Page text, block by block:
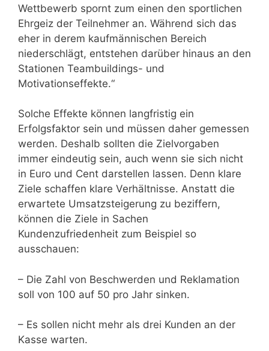
Wettbewerb spornt zum einen den sportlichen
Ehrgeiz der Teilnehmer an. Während sich das
eher in derem kaufmännischen Bereich
niederschlägt, entstehen darüber hinaus an den
Stationen Teambuildings- und
Motivationseffekte.“
Solche Effekte können langfristig ein
Erfolgsfaktor sein und müssen daher gemessen
werden. Deshalb sollten die Zielvorgaben
immer eindeutig sein, auch wenn sie sich nicht
in Euro und Cent darstellen lassen. Denn klare
Ziele schaffen klare Verhältnisse. Anstatt die
erwartete Umsatzsteigerung zu beziffern,
können die Ziele in Sachen
Kundenzufriedenheit zum Beispiel so
ausschauen:
– Die Zahl von Beschwerden und Reklamation
soll von 100 auf 50 pro Jahr sinken.
– Es sollen nicht mehr als drei Kunden an der
Kasse warten.